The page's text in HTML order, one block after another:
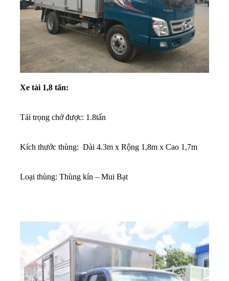
Xe tải 1,8 tấn:
Tải trọng chở được: 1.8tấn
Kích thước thùng: Dài 4.3m x Rộng 1,8m x Cao 1,7m
Loại thùng: Thùng kín – Mui Bạt